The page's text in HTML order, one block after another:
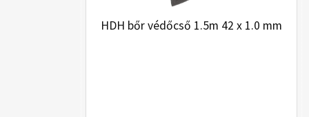
HDH bőr védőcső 1.5m 42 x 1.0 mm